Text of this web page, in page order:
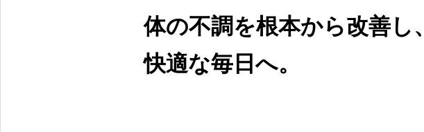
体の不調を根本から改善し、
快適な毎日へ。